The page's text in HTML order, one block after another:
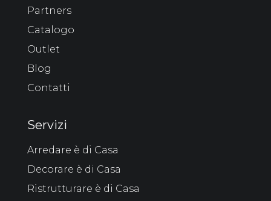
Partners
Catalogo
Outlet
Blog
Contatti
Servizi
Arredare è di Casa
Decorare è di Casa
Ristrutturare è di Casa